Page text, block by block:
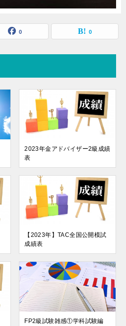
0 0
2023年金アドバイザー2級成績
表
【2023年】TAC全国公開模試
成績表
FP2級試験雑感①学科試験編